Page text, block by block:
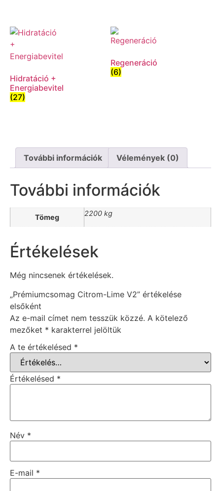
Hidratáció +
Energiabevitel
(27)
Regeneráció
(6)
További információk Vélemények (0)
További információk
Tömeg 2200 kg
Értékelések
Még nincsenek értékelések.
„Prémiumcsomag Citrom-Lime V2” értékelése
elsőként
Az e-mail címet nem tesszük közzé. A kötelező
mezőket * karakterrel jelöltük
A te értékelésed *
Értékelésed *
Név *
E-mail *